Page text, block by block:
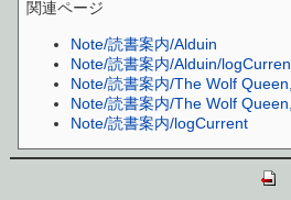
関連ページ
Note/読書案内/Alduin
Note/読書案内/Alduin/
Note/読書案内/The Wolf
Note/読書案内/The Wolf
Note/読書案内/logCurrent